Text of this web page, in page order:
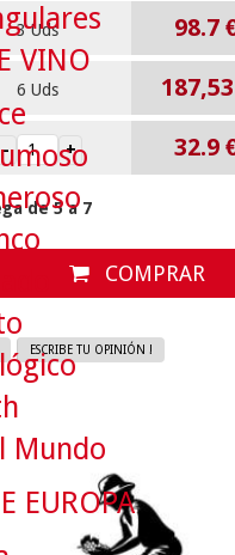
3 Uds 98.7
6 Uds
32.9
de 5 a 7
COMPRAR
ESCRIBE TU OPINIÓN !
VINO
Mundo
EUROPA